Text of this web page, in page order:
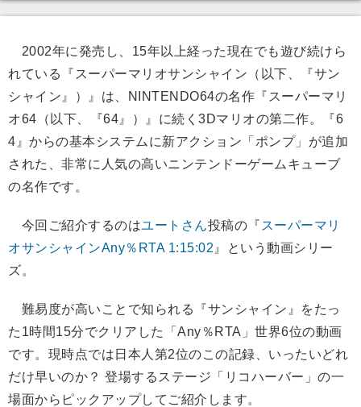
2002年に発売し、15年以上経った現在でも遊び続けら
れている『スーパーマリオサンシャイン（以下、『サン
シャイン』）』は、NINTENDO64の名作『スーパーマリ
オ64（以下、『64』）』に続く3Dマリオの第二作。『6
4』からの基本システムに新アクション「ポンプ」が追加
された、非常に人気の高いニンテンドーゲームキューブ
の名作です。
今回ご紹介するのはユートさん投稿の『 スーパーマリ
オサンシャインAny％RTA 1:15:02 』という動画シリー
ズ。
難易度が高いことで知られる『サンシャイン』をたっ
た1時間15分でクリアした「Any％RTA」世界6位の動画
です。現時点では日本人第2位のこの記録、いったいどれ
だけ早いのか？ 登場するステージ「リコハーバー」の一
場面からピックアップしてご紹介します。